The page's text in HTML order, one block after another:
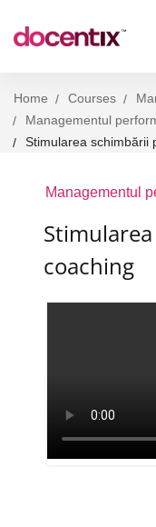
Home Courses
Managementul
Stimularea schimbării
Managementul
coaching